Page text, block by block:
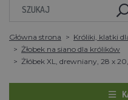
Główna strona
Króliki, klatki
Żłobek na siano dla królików
Żłóbek XL, drewniany, 28 x